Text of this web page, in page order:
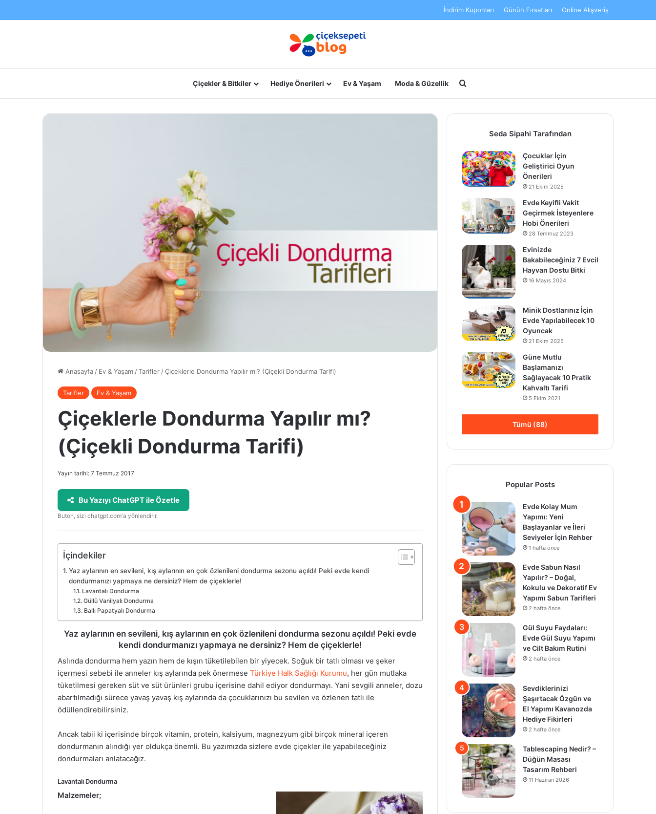
İndirim Kuponları Günün Fırsatları Online Alışveriş
Çiçekler & Bitkiler Hediye Önerileri Ev & Yaşam Moda & Güzellik Arama yap ...
Anasayfa / Ev & Yaşam /Tarifler /Çiçeklerle Dondurma Yapılır mı? (Çiçekli Dondurma Tarifi)
Tarifler Ev & Yaşam
Çiçeklerle Dondurma Yapılır mı?
(Çiçekli Dondurma Tarifi)
Yayın tarihi: 7 Temmuz 2017
Bu Yazıyı ChatGPT ile Özetle
Buton, sizi chatgpt.com'a yönlendirir.
İçindekiler
Yaz aylarının en sevileni, kış aylarının en çok özlenileni dondurma sezonu açıldı! Peki evde kendi
dondurmanızı yapmaya ne dersiniz? Hem de çiçeklerle!
Lavantalı Dondurma
Güllü Vanilyalı Dondurma
Ballı Papatyalı Dondurma
Yaz aylarının en sevileni, kış aylarının en çok özlenileni dondurma sezonu açıldı! Peki evde
kendi dondurmanızı yapmaya ne dersiniz? Hem de çiçeklerle!
Aslında dondurma hem yazın hem de kışın tüketilebilen bir yiyecek. Soğuk bir tatlı olması ve şeker
içermesi sebebi ile anneler kış aylarında pek önermese Türkiye Halk Sağlığı Kurumu, her gün mutlaka
tüketilmesi gereken süt ve süt ürünleri grubu içerisine dahil ediyor dondurmayı. Yani sevgili anneler, dozu
abartılmadığı sürece yavaş yavaş kış aylarında da çocuklarınızı bu sevilen ve özlenen tatlı ile
ödüllendirebilirsiniz.
Ancak tabii ki içerisinde birçok vitamin, protein, kalsiyum, magnezyum gibi birçok mineral içeren
dondurmanın alındığı yer oldukça önemli. Bu yazımızda sizlere evde çiçekler ile yapabileceğiniz
dondurmaları anlatacağız.
Lavantalı Dondurma
Malzemeler;
Seda Sipahi Tarafından
Çocuklar İçin
Geliştirici Oyun
Önerileri
21 Ekim 2025
Evde Keyifli Vakit
Geçirmek İsteyenlere
Hobi Önerileri
28 Temmuz 2023
Evinizde
Bakabileceğiniz 7 Evcil
Hayvan Dostu Bitki
16 Mayıs 2024
Minik Dostlarınız İçin
Evde Yapılabilecek 10
Oyuncak
21 Ekim 2025
Güne Mutlu
Başlamanızı
Sağlayacak 10 Pratik
Kahvaltı Tarifi
5 Ekim 2021
Tümü (88)
Popular Posts
Evde Kolay Mum
Yapımı: Yeni
Başlayanlar ve İleri
Seviyeler İçin Rehber
1 hafta önce
Evde Sabun Nasıl
Yapılır? – Doğal,
Kokulu ve Dekoratif Ev
Yapımı Sabun Tarifleri
2 hafta önce
Gül Suyu Faydaları:
Evde Gül Suyu Yapımı
ve Cilt Bakım Rutini
2 hafta önce
Sevdiklerinizi
Şaşırtacak Özgün ve
El Yapımı Kavanozda
Hediye Fikirleri
2 hafta önce
Tablescaping Nedir? –
Düğün Masası
Tasarım Rehberi
11 Haziran 2026